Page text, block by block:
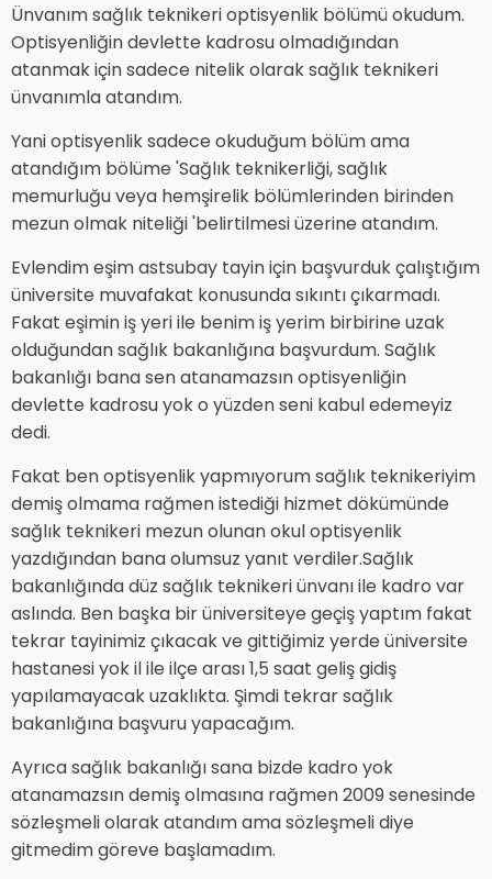
Ünvanım sağlık teknikeri optisyenlik bölümü okudum.
Optisyenliğin devlette kadrosu olmadığından
atanmak için sadece nitelik olarak sağlık teknikeri
ünvanımla atandım.
Yani optisyenlik sadece okuduğum bölüm ama
atandığım bölüme 'Sağlık teknikerliği, sağlık
memurluğu veya hemşirelik bölümlerinden birinden
mezun olmak niteliği 'belirtilmesi üzerine atandım.
Evlendim eşim astsubay tayin için başvurduk çalıştığım
üniversite muvafakat konusunda sıkıntı çıkarmadı.
Fakat eşimin iş yeri ile benim iş yerim birbirine uzak
olduğundan sağlık bakanlığına başvurdum. Sağlık
bakanlığı bana sen atanamazsın optisyenliğin
devlette kadrosu yok o yüzden seni kabul edemeyiz
dedi.
Fakat ben optisyenlik yapmıyorum sağlık teknikeriyim
demiş olmama rağmen istediği hizmet dökümünde
sağlık teknikeri mezun olunan okul optisyenlik
yazdığından bana olumsuz yanıt verdiler.Sağlık
bakanlığında düz sağlık teknikeri ünvanı ile kadro var
aslında. Ben başka bir üniversiteye geçiş yaptım fakat
tekrar tayinimiz çıkacak ve gittiğimiz yerde üniversite
hastanesi yok il ile ilçe arası 1,5 saat geliş gidiş
yapılamayacak uzaklıkta. Şimdi tekrar sağlık
bakanlığına başvuru yapacağım.
Ayrıca sağlık bakanlığı sana bizde kadro yok
atanamazsın demiş olmasına rağmen 2009 senesinde
sözleşmeli olarak atandım ama sözleşmeli diye
gitmedim göreve başlamadım.